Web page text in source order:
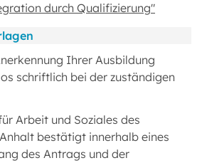
durch Qualifizierung"
Ihrer Ausbildung
schriftlich bei der zuständigen
Arbeit und Soziales des
bestätigt innerhalb eines
des Antrags und der